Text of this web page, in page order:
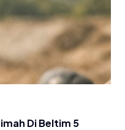
Di Beltim 5